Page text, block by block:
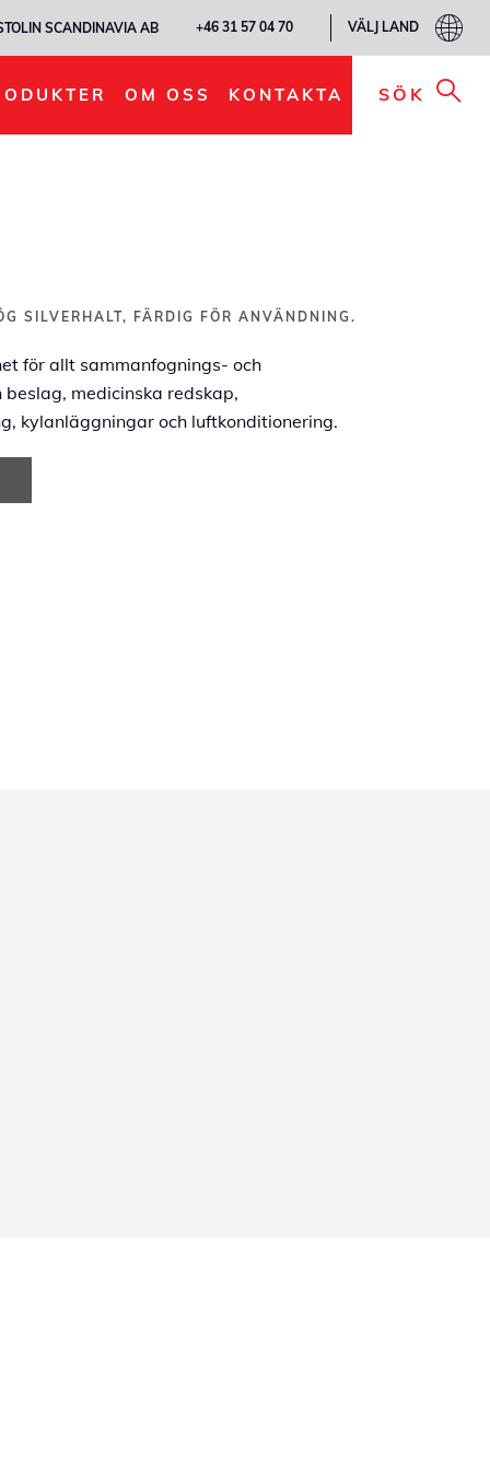
SCANDINAVIA AB +46 31 57 04 70 VÄLJ LAND
OM OSS KONTAKTA SÖK
LÄGG TILL I MIN LISTA
SILVERHALT, FÄRDIG FÖR ANVÄNDNING.
för allt sammanfognings- och
medicinska redskap,
kylanläggningar och luftkonditionering.